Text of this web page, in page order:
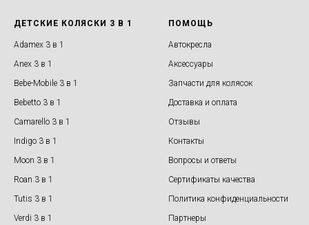
ДЕТСКИЕ КОЛЯСКИ 3 В 1
Adamex 3 в 1
Anex 3 в 1
Bebe-Mobile 3 в 1
Bebetto 3 в 1
Camarello 3 в 1
Indigo 3 в 1
Moon 3 в 1
Roan 3 в 1
Tutis 3 в 1
Verdi 3 в 1
ПОМОЩЬ
Автокресла
Аксессуары
Запчасти для колясок
Доставка и оплата
Отзывы
Контакты
Вопросы и ответы
Сертификаты качества
Политика конфиденциальности
Партнеры